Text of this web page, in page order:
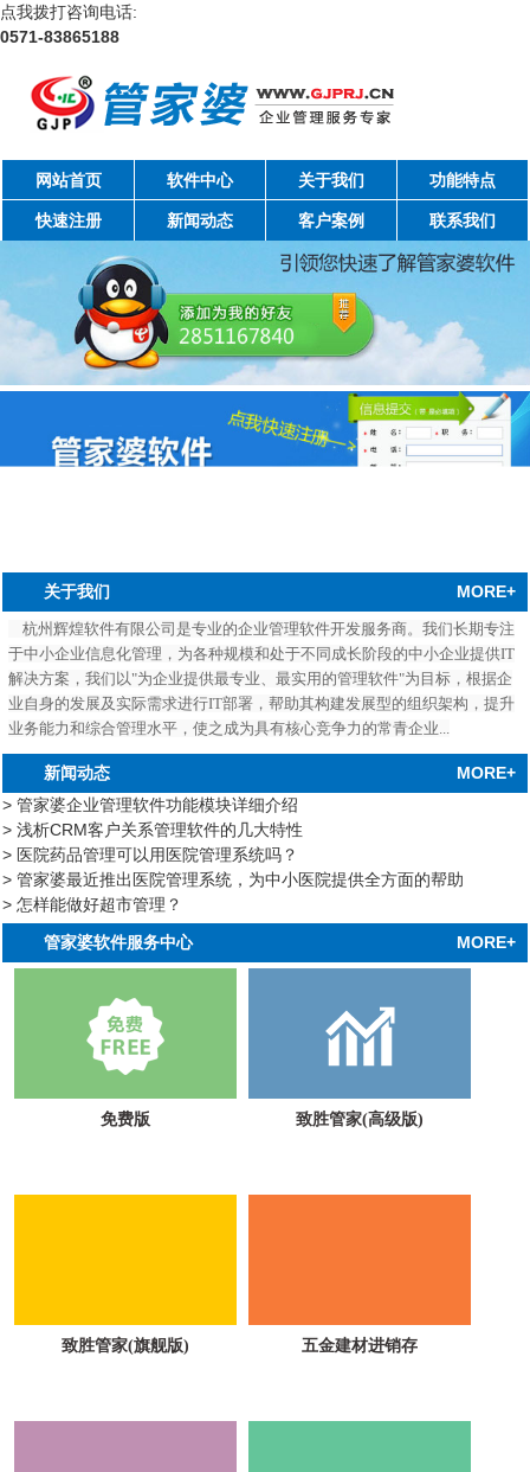
点我拨打咨询电话:
0571-83865188
网站首页 软件中心 关于我们 功能特点
快速注册 新闻动态 客户案例 联系我们
关于我们 MORE+
杭州辉煌软件有限公司是专业的企业管理软件开发服务商。我们长期专注
于中小企业信息化管理，为各种规模和处于不同成长阶段的中小企业提供IT
解决方案，我们以"为企业提供最专业、最实用的管理软件"为目标，根据企
业自身的发展及实际需求进行IT部署，帮助其构建发展型的组织架构，提升
业务能力和综合管理水平，使之成为具有核心竞争力的常青企业...
新闻动态
MORE+
> 管家婆企业管理软件功能模块详细介绍
> 浅析CRM客户关系管理软件的几大特性
> 医院药品管理可以用医院管理系统吗？
> 管家婆最近推出医院管理系统，为中小医院提供全方面的帮助
> 怎样能做好超市管理？
管家婆软件服务中心 MORE+
免费版 致胜管家(高级版)
致胜管家(旗舰版) 五金建材进销存